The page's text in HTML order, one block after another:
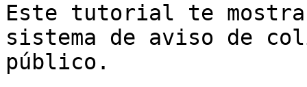
Este tutorial te
sistema de aviso de
público.